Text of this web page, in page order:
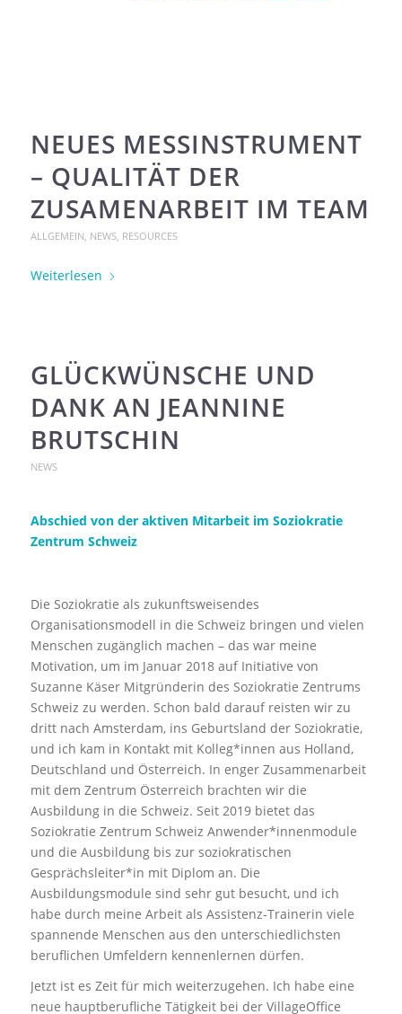
NEUES MESSINSTRUMENT
– QUALITÄT DER
ZUSAMENARBEIT IM TEAM
ALLGEMEIN NEWS, RESOURCES
Weiterlesen
GLÜCKWÜNSCHE UND
DANK AN JEANNINE
BRUTSCHIN
NEWS
Abschied von der aktiven Mitarbeit im Soziokratie
Zentrum Schweiz
Die Soziokratie als zukunftsweisendes
Organisationsmodell in die Schweiz bringen und vielen
Menschen zugänglich machen – das war meine
Motivation, um im Januar 2018 auf Initiative von
Suzanne Käser Mitgründerin des Soziokratie Zentrums
Schweiz zu werden. Schon bald darauf reisten wir zu
dritt nach Amsterdam, ins Geburtsland der Soziokratie,
und ich kam in Kontakt mit Kolleg*innen aus Holland,
Deutschland und Österreich. In enger Zusammenarbeit
mit dem Zentrum Österreich brachten wir die
Ausbildung in die Schweiz. Seit 2019 bietet das
Soziokratie Zentrum Schweiz Anwender*innenmodule
und die Ausbildung bis zur soziokratischen
Gesprächsleiter*in mit Diplom an. Die
Ausbildungsmodule sind sehr gut besucht, und ich
habe durch meine Arbeit als Assistenz-Trainerin viele
spannende Menschen aus den unterschiedlichsten
beruflichen Umfeldern kennenlernen dürfen.
Jetzt ist es Zeit für mich weiterzugehen. Ich habe eine
neue hauptberufliche Tätigkeit bei der VillageOffice